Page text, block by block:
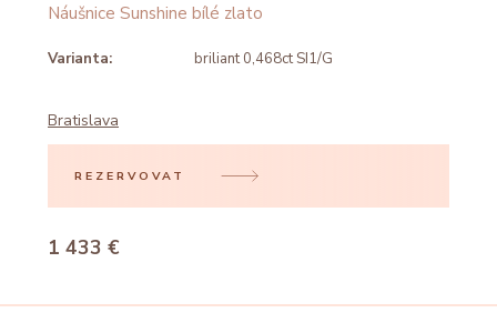
Náušnice Sunshine bílé zlato
Varianta: briliant 0,468ct SI1/G
Bratislava
REZERVOVAT
1 433 €